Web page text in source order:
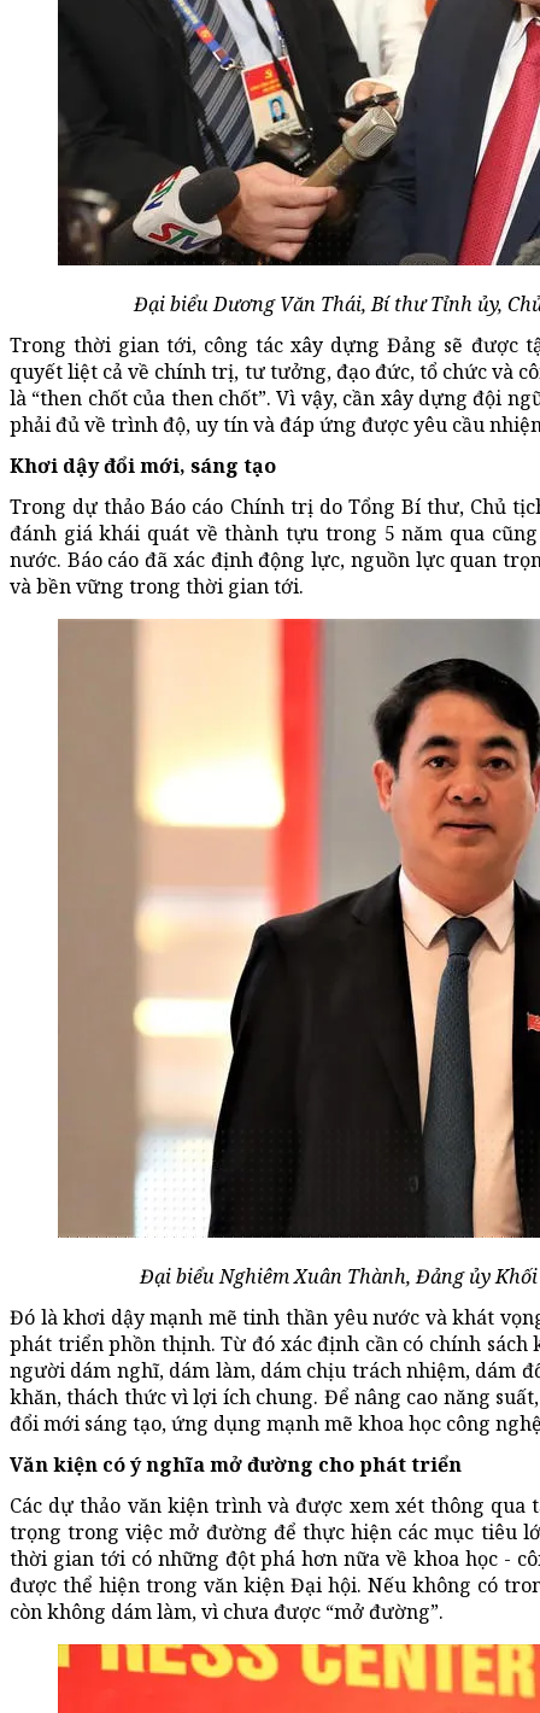
Đại biểu Dương Văn Thái, Bí thư Tỉnh ủy,
Trong thời gian tới, công tác xây dựng Đảng sẽ được
quyết liệt cả về chính trị, tư tưởng, đạo đức, tổ chức và
là “then chốt của then chốt”. Vì vậy, cần xây dựng đội
phải đủ về trình độ, uy tín và đáp ứng được yêu cầu
Khơi dậy đổi mới, sáng tạo
Trong dự thảo Báo cáo Chính trị do Tổng Bí thư, Chủ
đánh giá khái quát về thành tựu trong 5 năm qua
nước. Báo cáo đã xác định động lực, nguồn lực quan
và bền vững trong thời gian tới.
Đại biểu Nghiêm Xuân Thành, Đảng ủy
Đó là khơi dậy mạnh mẽ tinh thần yêu nước và khát
phát triển phồn thịnh. Từ đó xác định cần có chính sách
người dám nghĩ, dám làm, dám chịu trách nhiệm, dám
khăn, thách thức vì lợi ích chung. Để nâng cao năng
đổi mới sáng tạo, ứng dụng mạnh mẽ khoa học công
Văn kiện có ý nghĩa mở đường cho phát triển
Các dự thảo văn kiện trình và được xem xét thông
trọng trong việc mở đường để thực hiện các mục tiêu
thời gian tới có những đột phá hơn nữa về khoa học -
được thể hiện trong văn kiện Đại hội. Nếu không có
còn không dám làm, vì chưa được “mở đường”.